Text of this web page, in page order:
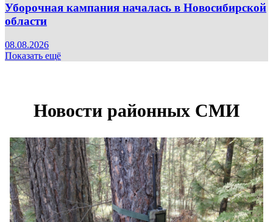
Уборочная кампания началась в Новосибирской
области
08.08.2026
Показать ещё